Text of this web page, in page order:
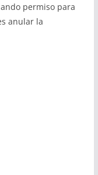
permiso para
anular la